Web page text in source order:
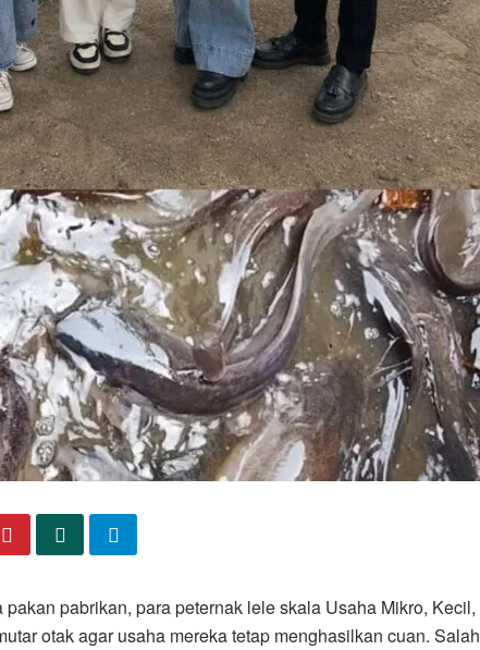
pabrikan, para peternak lele skala Usaha Mikro, Kecil,
otak agar usaha mereka tetap menghasilkan cuan. Salah